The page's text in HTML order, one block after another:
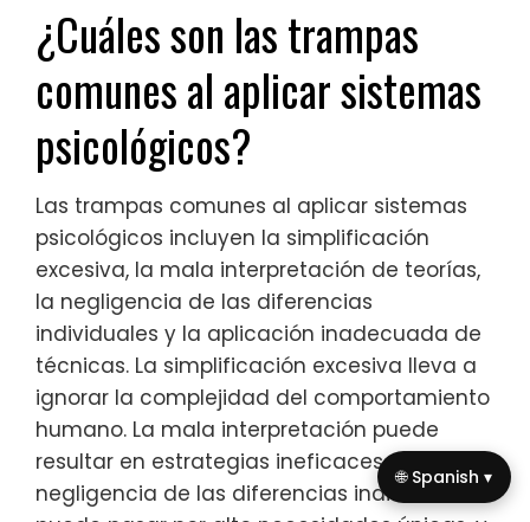
¿Cuáles son las trampas
comunes al aplicar sistemas
psicológicos?
Las trampas comunes al aplicar sistemas
psicológicos incluyen la simplificación
excesiva, la mala interpretación de teorías,
la negligencia de las diferencias
individuales y la aplicación inadecuada de
técnicas. La simplificación excesiva lleva a
ignorar la complejidad del comportamiento
humano. La mala interpretación puede
resultar en estrategias ineficaces. La
negligencia de las diferencias individuales
🌐 Spanish ▾